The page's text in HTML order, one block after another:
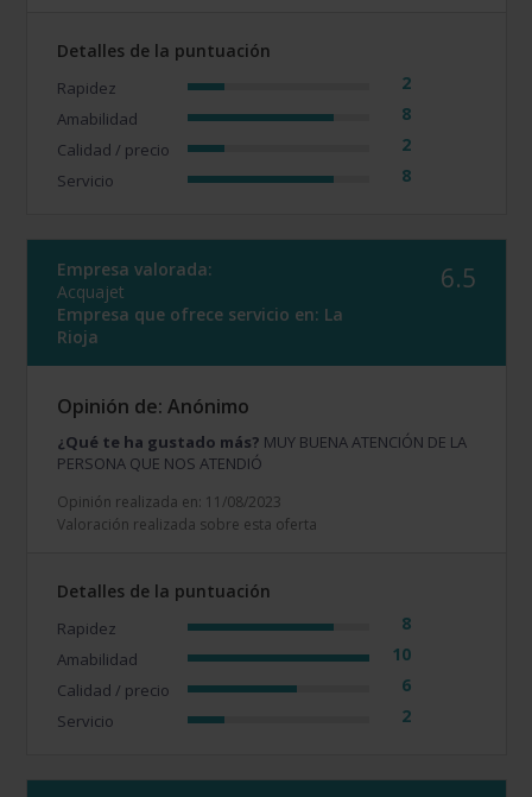
Detalles de la puntuación
Rapidez 2
Amabilidad 8
Calidad / precio 2
Servicio 8
Empresa valorada:
Acquajet
Empresa que ofrece servicio en: La
Rioja
6.5
Opinión de: Anónimo
¿Qué te ha gustado más? MUY BUENA ATENCIÓN DE LA
PERSONA QUE NOS ATENDIÓ
Opinión realizada en: 11/08/2023
Valoración realizada sobre esta oferta
Detalles de la puntuación
Rapidez 8
Amabilidad 10
Calidad / precio 6
Servicio 2